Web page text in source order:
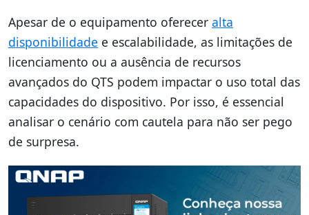
Apesar de o equipamento oferecer alta
disponibilidade e escalabilidade, as limitações de
licenciamento ou a ausência de recursos
avançados do QTS podem impactar o uso total das
capacidades do dispositivo. Por isso, é essencial
analisar o cenário com cautela para não ser pego
de surpresa.